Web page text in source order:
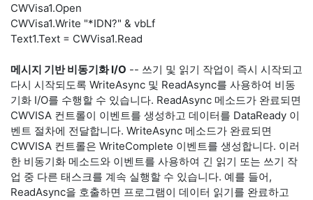
CWVisa1.Open
CWVisa1.Write "*IDN?" & vbLf
Text1.Text = CWVisa1.Read
메시지 기반 비동기화 I/O -- 쓰기 및 읽기 작업이 즉시 시작되고
다시 시작되도록 WriteAsync 및 ReadAsync를 사용하여 비동
기화 I/O를 수행할 수 있습니다. ReadAsync 메소드가 완료되면
CWVISA 컨트롤이 이벤트를 생성하고 데이터를 DataReady 이
벤트 절차에 전달합니다. WriteAsync 메소드가 완료되면
CWVISA 컨트롤은 WriteComplete 이벤트를 생성합니다. 이러
한 비동기화 메소드와 이벤트를 사용하여 긴 읽기 또는 쓰기 작
업 중 다른 태스크를 계속 실행할 수 있습니다. 예를 들어,
ReadAsync을 호출하면 프로그램이 데이터 읽기를 완료하고